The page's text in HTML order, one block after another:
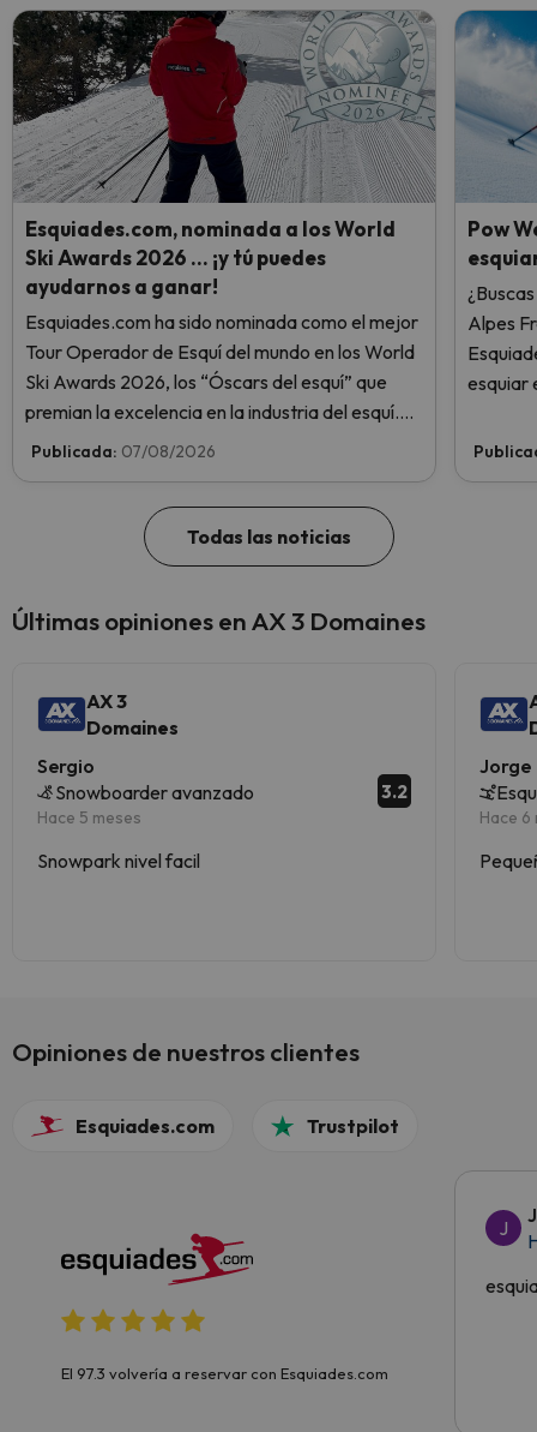
Esquiades.com, nominada a los World
Ski Awards 2026 … ¡y tú puedes
ayudarnos a ganar!
Esquiades.com ha sido nominada como el mejor
Tour Operador de Esquí del mundo en los World
Ski Awards 2026, los “Óscars del esquí” que
premian la excelencia en la industria del esquí.
¡Vota ahora y ayúdanos a alcanzar la cima!
Publicada: 07/08/2026
Pow
Alpes
esquiar
Todas las noticias
Últimas opiniones en AX 3 Domaines
AX 3
Domaines
Sergio
Snowboarder avanzado
Hace 5 meses
3.2
Snowpark nivel facil
Jorge
Hace 6
Opiniones de nuestros clientes
Esquiades.com Trustpilot
El 97.3 volvería a reservar con Esquiades.com
J